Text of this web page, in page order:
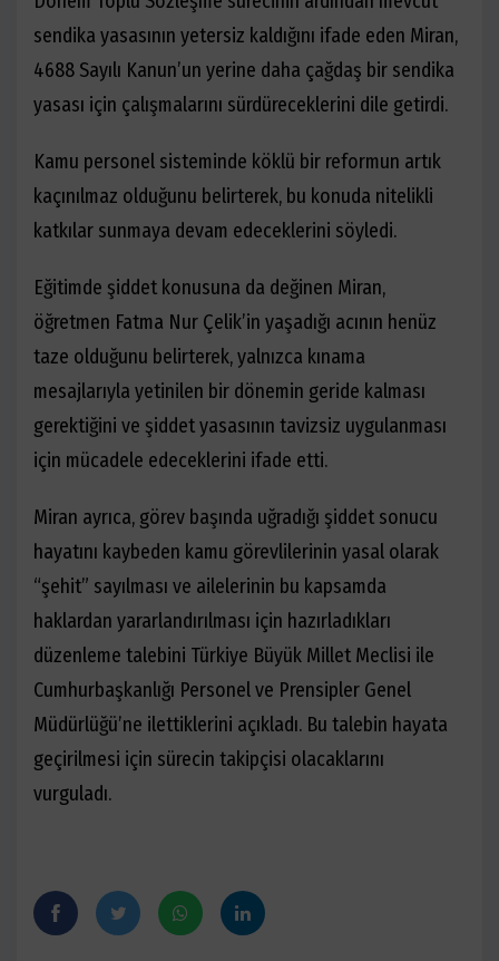
sendika yasasının yetersiz kaldığını ifade eden Miran,
4688 Sayılı Kanun’un yerine daha çağdaş bir sendika
yasası için çalışmalarını sürdüreceklerini dile getirdi.
Kamu personel sisteminde köklü bir reformun artık
kaçınılmaz olduğunu belirterek, bu konuda nitelikli
katkılar sunmaya devam edeceklerini söyledi.
Eğitimde şiddet konusuna da değinen Miran,
öğretmen Fatma Nur Çelik’in yaşadığı acının henüz
taze olduğunu belirterek, yalnızca kınama
mesajlarıyla yetinilen bir dönemin geride kalması
gerektiğini ve şiddet yasasının tavizsiz uygulanması
için mücadele edeceklerini ifade etti.
Miran ayrıca, görev başında uğradığı şiddet sonucu
hayatını kaybeden kamu görevlilerinin yasal olarak
“şehit” sayılması ve ailelerinin bu kapsamda
haklardan yararlandırılması için hazırladıkları
düzenleme talebini Türkiye Büyük Millet Meclisi ile
Cumhurbaşkanlığı Personel ve Prensipler Genel
Müdürlüğü’ne ilettiklerini açıkladı. Bu talebin hayata
geçirilmesi için sürecin takipçisi olacaklarını
vurguladı.